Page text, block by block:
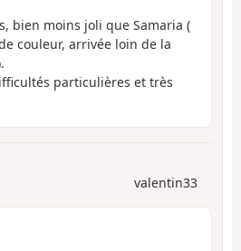
bien moins joli que Samaria (
couleur, arrivée loin de la
particulières et très
valentin33